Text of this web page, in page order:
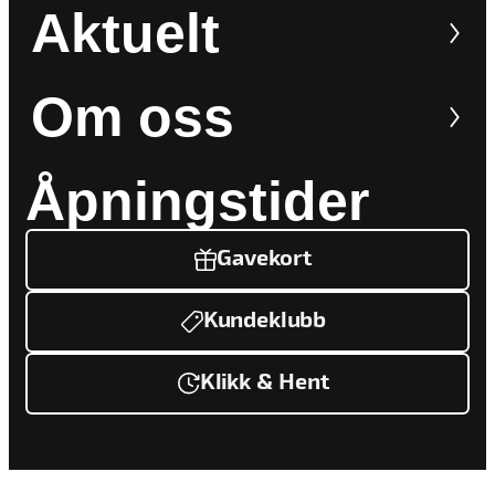
Aktuelt
Om oss
Åpningstider
Gavekort
Kundeklubb
Klikk & Hent